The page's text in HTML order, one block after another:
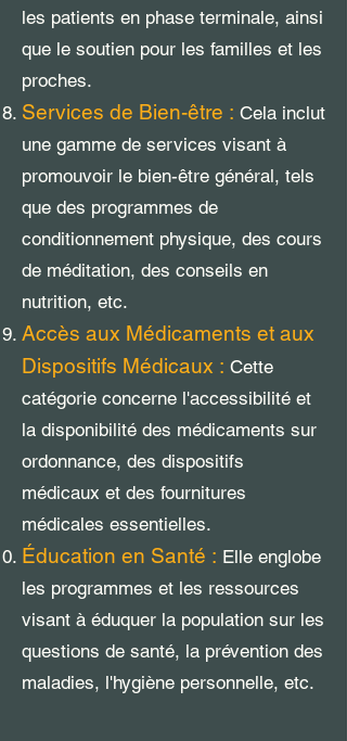
les patients en phase terminale, ainsi
que le soutien pour les familles et les
proches.
Services de Bien-être : Cela inclut
une gamme de services visant à
promouvoir le bien-être général, tels
que des programmes de
conditionnement physique, des cours
de méditation, des conseils en
nutrition, etc.
Accès aux Médicaments et aux
Dispositifs Médicaux : Cette
catégorie concerne l'accessibilité et
la disponibilité des médicaments sur
ordonnance, des dispositifs
médicaux et des fournitures
médicales essentielles.
Éducation en Santé : Elle englobe
les programmes et les ressources
visant à éduquer la population sur les
questions de santé, la prévention des
maladies, l'hygiène personnelle, etc.